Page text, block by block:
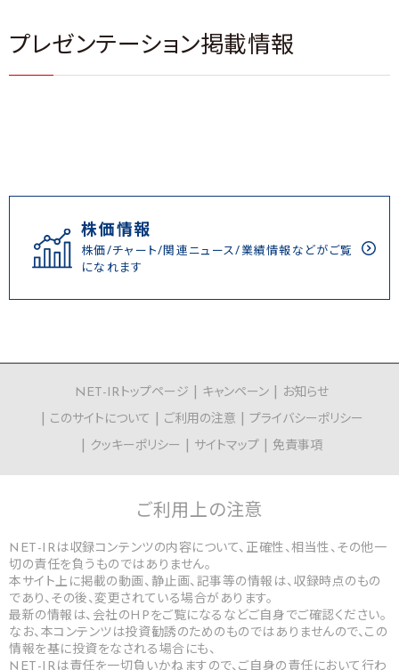
プレゼンテーション掲載情報
株価情報
株価/チャート/関連ニュース/業績情報などがご覧
になれます
NET-IRトップページ キャンペーン
お知らせ
このサイトについて
ご利用の注意
プライバシーポリシー
クッキーポリシー
サイトマップ 免責事項
ご利用上の注意
NET-IRは収録コンテンツの内容について、正確性、相当性、その他一
切の責任を負うものではありません。
本サイト上に掲載の動画、静止画、記事等の情報は、収録時点のもの
であり、その後、変更されている場合があります。
最新の情報は、会社のHPをご覧になるなどご自身でご確認ください。
なお、本コンテンツは投資勧誘のためのものではありませんので、この
情報を基に投資をなされる場合にも、
NET-IRは責任を一切負いかねますので、ご自身の責任において行わ